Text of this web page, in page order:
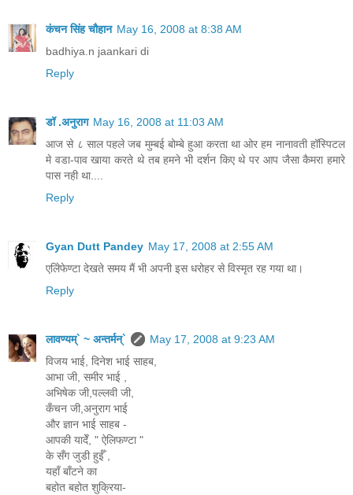
कंचन सिंह चौहान May 16, 2008 at 8:38 AM
badhiya.n jaankari di
Reply
डॉ .अनुराग May 16, 2008 at 11:03 AM
आज से ८ साल पहले जब मुम्बई बोम्बे हुआ करता था ओर हम नानावती हॉस्पिटल
मे वडा-पाव खाया करते थे तब हमने भी दर्शन किए थे पर आप जैसा कैमरा हमारे
पास नही था....
Reply
Gyan Dutt Pandey May 17, 2008 at 2:55 AM
एलिेफेण्टा देखते समय मैं भी अपनी इस धरोहर से विस्मृत रह गया था।
Reply
लावण्यम्` ~ अन्तर्मन्`
May 17, 2008 at 9:23 AM
विजय भाई, दिनेश भाई साहब,
आभा जी, समीर भाई ,
अभिषेक जी,पल्लवी जी,
कँचन जी,अनुराग भाई
और ज्ञान भाई साहब -
आपकी यादेँ, " ऐलिफण्टा "
के सँग जुडी हुईँ ,
यहाँ बाँटने का
बहोत बहोत शुक्रिया-